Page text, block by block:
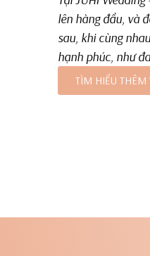
lên hàng đầu, và
sau, khi cùng
hạnh phúc, như
TÌM HIỂU THÊM